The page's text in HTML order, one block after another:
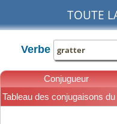
TOUTE
Verbe
Conjugueur
Tableau des conjugaisons